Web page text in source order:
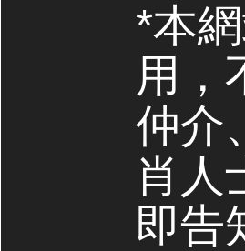
*本
用，
仲介
肖人
即告